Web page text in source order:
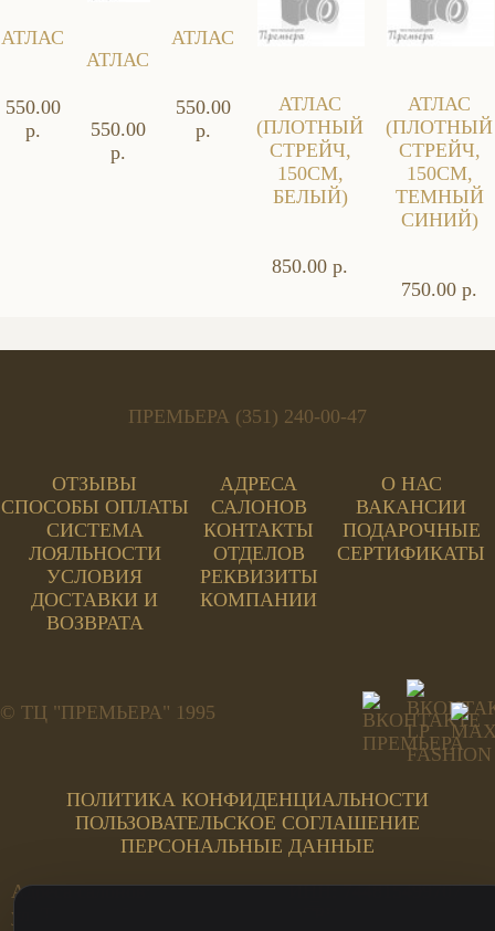
АТЛАС
550.00
р.
АТЛАС
550.00
р.
АТЛАС
550.00
р.
АТЛАС
(ПЛОТНЫЙ
СТРЕЙЧ,
150СМ,
БЕЛЫЙ)
850.00 р.
АТЛАС
(ПЛОТНЫЙ
СТРЕЙЧ,
150СМ,
ТЕМНЫЙ
СИНИЙ)
750.00 р.
ПРЕМЬЕРА (351) 240-00-47
ОТЗЫВЫ
СПОСОБЫ ОПЛАТЫ
СИСТЕМА
ЛОЯЛЬНОСТИ
УСЛОВИЯ
ДОСТАВКИ И
ВОЗВРАТА
АДРЕСА
САЛОНОВ
КОНТАКТЫ
ОТДЕЛОВ
РЕКВИЗИТЫ
КОМПАНИИ
О НАС
ВАКАНСИИ
ПОДАРОЧНЫЕ
СЕРТИФИКАТЫ
© ТЦ "ПРЕМЬЕРА" 1995
ПОЛИТИКА КОНФИДЕНЦИАЛЬНОСТИ
ПОЛЬЗОВАТЕЛЬСКОЕ СОГЛАШЕНИЕ
ПЕРСОНАЛЬНЫЕ ДАННЫЕ
Адреса салонов:
ул. Труда, 185а, 2 этаж ЦИ
ИНН: 744815499707